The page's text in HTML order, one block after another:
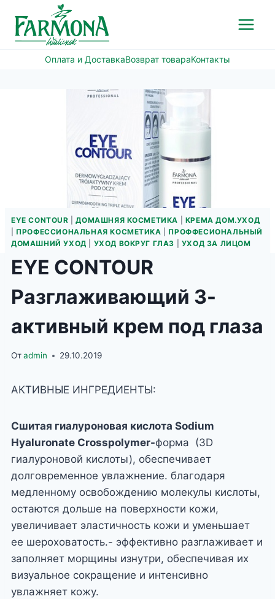
содержимому
Оплата и ДоставкаВозврат товараКонтакты
EYE CONTOUR |ДОМАШНЯЯ КОСМЕТИКА
КРЕМА ДОМ.УХОД
ПРОФЕССИОНАЛЬНАЯ КОСМЕТИКА
ПРОФФЕСИОНАЛЬНЫЙ
ДОМАШНИЙ УХОД
УХОД ВОКРУГ ГЛАЗ УХОД ЗА ЛИЦОМ
EYE CONTOUR
Разглаживающий 3-
активный крем под глаза
Отadmin 29.10.2019
АКТИВНЫЕ ИНГРЕДИЕНТЫ:
Сшитая гиалуроновая кислота Sodium
Hyaluronate Crosspolymer-форма (3D
гиалуроновой кислоты), обеспечивает
долговременное увлажнение. благодаря
медленному освобождению молекулы кислоты,
остаются дольше на поверхности кожи,
увеличивает эластичность кожи и уменьшает
ее шероховатость.- эффективно разглаживает и
заполняет морщины изнутри, обеспечивая их
визуальное сокращение и интенсивно
увлажняет кожу.